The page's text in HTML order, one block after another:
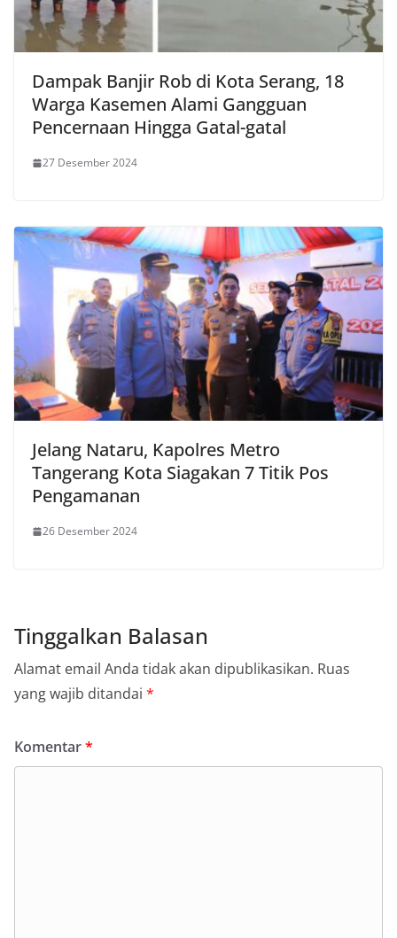
Dampak Banjir Rob di Kota Serang, 18
Warga Kasemen Alami Gangguan
Pencernaan Hingga Gatal-gatal
27 Desember 2024
Jelang Nataru, Kapolres Metro
Tangerang Kota Siagakan 7 Titik Pos
Pengamanan
26 Desember 2024
Tinggalkan Balasan
Alamat email Anda tidak akan dipublikasikan. Ruas
yang wajib ditandai *
Komentar*